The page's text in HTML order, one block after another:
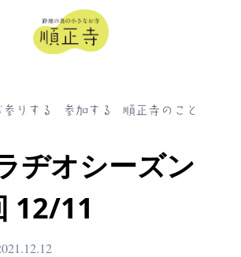
参りする 参加する 順正寺のこと
ヂオシーズン
12/11